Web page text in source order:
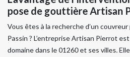
pose de gouttière Artisan
Vous êtes à la recherche d’un
Passin ? L’entreprise Artisan Pierrot
domaine dans le 01260 et ses villes.